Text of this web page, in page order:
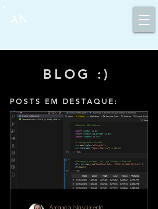
AN
BLOG :)
POSTS EM DESTAQUE:
Amanda Nascimento